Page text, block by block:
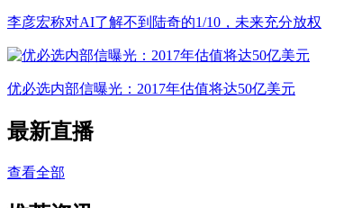
李彦宏称对AI了解不到陆奇的1/10，未来充分放权
优必选内部信曝光：2017年估值将达50亿美元
最新直播
查看全部